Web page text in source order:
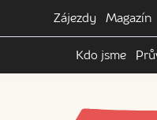
Zájezdy Magazín
Kdo jsme